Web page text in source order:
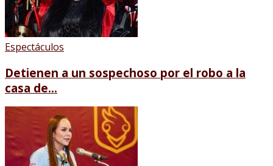
Espectáculos
Detienen a un sospechoso por el robo a la
casa de...